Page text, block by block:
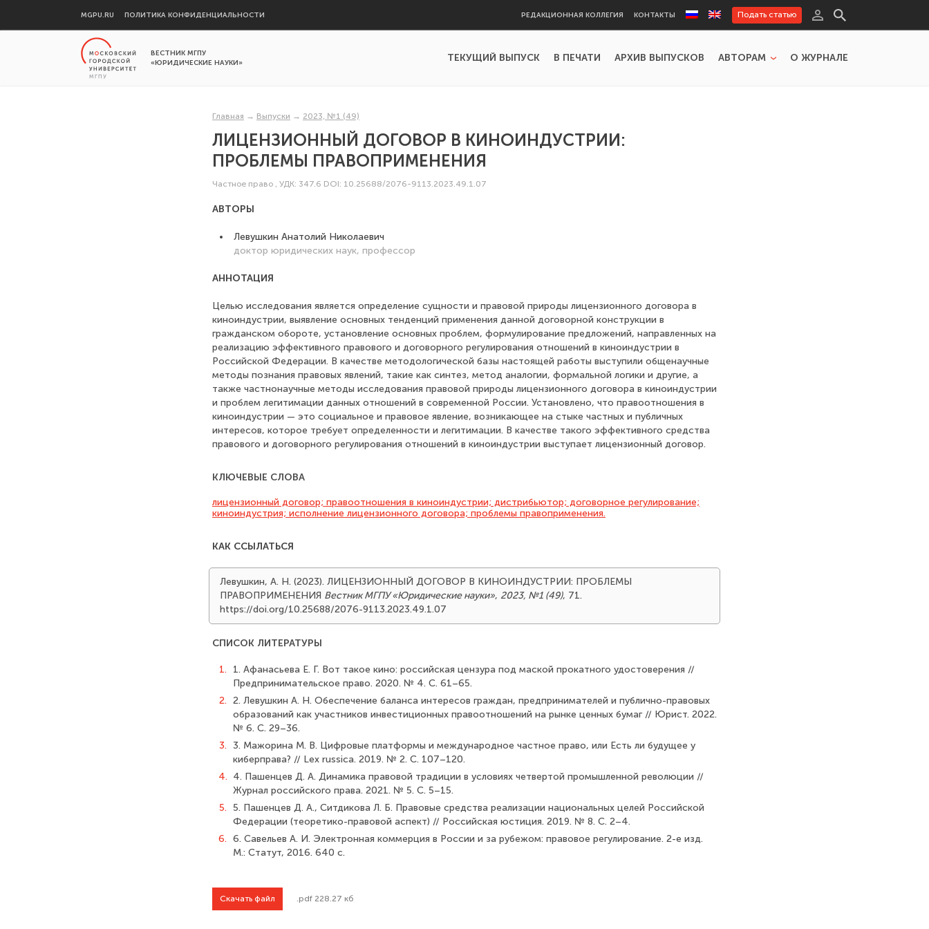
MGPU.RU ПОЛИТИКА КОНФИДЕНЦИАЛЬНОСТИ РЕДАКЦИОННАЯ КОЛЛЕГИЯ КОНТАКТЫ Подать статью
ВЕСТНИК МГПУ
«ЮРИДИЧЕСКИЕ НАУКИ»
ТЕКУЩИЙ ВЫПУСК В ПЕЧАТИ АРХИВ ВЫПУСКОВ АВТОРАМ О ЖУРНАЛЕ
Главная → Выпуски → 2023, №1 (49)
ЛИЦЕНЗИОННЫЙ ДОГОВОР В КИНОИНДУСТРИИ:
ПРОБЛЕМЫ ПРАВОПРИМЕНЕНИЯ
Частное право , УДК: 347.6 DOI: 10.25688/2076-9113.2023.49.1.07
АВТОРЫ
Левушкин Анатолий Николаевич
доктор юридических наук, профессор
АННОТАЦИЯ
Целью исследования является определение сущности и правовой природы лицензионного договора в
киноиндустрии, выявление основных тенденций применения данной договорной конструкции в
гражданском обороте, установление основных проблем, формулирование предложений, направленных на
реализацию эффективного правового и договорного регулирования отношений в киноиндустрии в
Российской Федерации. В качестве методологической базы настоящей работы выступили общенаучные
методы познания правовых явлений, такие как синтез, метод аналогии, формальной логики и другие, а
также частнонаучные методы исследования правовой природы лицензионного договора в киноиндустрии
и проблем легитимации данных отношений в современной России. Установлено, что правоотношения в
киноиндустрии — это социальное и правовое явление, возникающее на стыке частных и публичных
интересов, которое требует определенности и легитимации. В качестве такого эффективного средства
правового и договорного регулирования отношений в киноиндустрии выступает лицензионный договор.
КЛЮЧЕВЫЕ СЛОВА
лицензионный договор; правоотношения в киноиндустрии; дистрибьютор; договорное регулирование;
киноиндустрия; исполнение лицензионного договора; проблемы правоприменения.
КАК ССЫЛАТЬСЯ
Левушкин, А. Н. (2023). ЛИЦЕНЗИОННЫЙ ДОГОВОР В КИНОИНДУСТРИИ: ПРОБЛЕМЫ
ПРАВОПРИМЕНЕНИЯ Вестник МГПУ «Юридические науки», 2023, №1 (49), 71.
https://doi.org/10.25688/2076-9113.2023.49.1.07
СПИСОК ЛИТЕРАТУРЫ
1.
1. Афанасьева Е. Г. Вот такое кино: российская цензура под маской прокатного удостоверения //
Предпринимательское право. 2020. № 4. С. 61–65.
2. 2. Левушкин А. Н. Обеспечение баланса интересов граждан, предпринимателей и публично-правовых
образований как участников инвестиционных правоотношений на рынке ценных бумаг // Юрист. 2022.
№ 6. С. 29–36.
3. 3. Мажорина М. В. Цифровые платформы и международное частное право, или Есть ли будущее у
киберправа? // Lex russica. 2019. № 2. С. 107–120.
4. 4. Пашенцев Д. А. Динамика правовой традиции в условиях четвертой промышленной революции //
Журнал российского права. 2021. № 5. С. 5–15.
5. 5. Пашенцев Д. А., Ситдикова Л. Б. Правовые средства реализации национальных целей Российской
Федерации (теоретико-правовой аспект) // Российская юстиция. 2019. № 8. С. 2–4.
6. 6. Савельев А. И. Электронная коммерция в России и за рубежом: правовое регулирование. 2-е изд.
М.: Статут, 2016. 640 с.
Скачать файл .pdf 228.27 кб